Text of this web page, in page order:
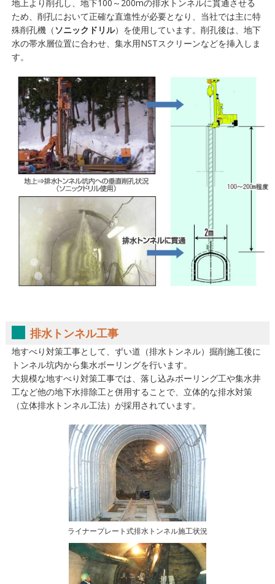
地上より削孔し、地下100～200mの排水トンネルに貫通させる
ため、削孔において正確な直進性が必要となり、当社では主に特
殊削孔機（ ソニックドリル）を使用しています。削孔後は、地下
水の帯水層位置に合わせ、集水用NSTスクリーンなどを挿入しま
す。
排水トンネル工事
地すべり対策工事として、ずい道（排水トンネル）掘削施工後に
トンネル坑内から集水ボーリングを行います。
大規模な地すべり対策工事では、落し込みボーリング工や集水井
工など他の地下水排除工と併用することで、立体的な排水対策
（立体排水トンネル工法）が採用されています。
ライナープレート式排水トンネル施工状況